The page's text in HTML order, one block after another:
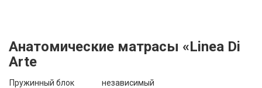
Анатомические матрасы «Linea Di
Arte
Пружинный блок
независимый